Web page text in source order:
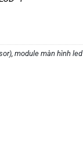
, module màn hình led